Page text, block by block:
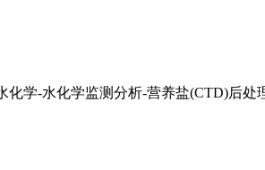
化学-水化学监测分析-营养盐(CTD)后处